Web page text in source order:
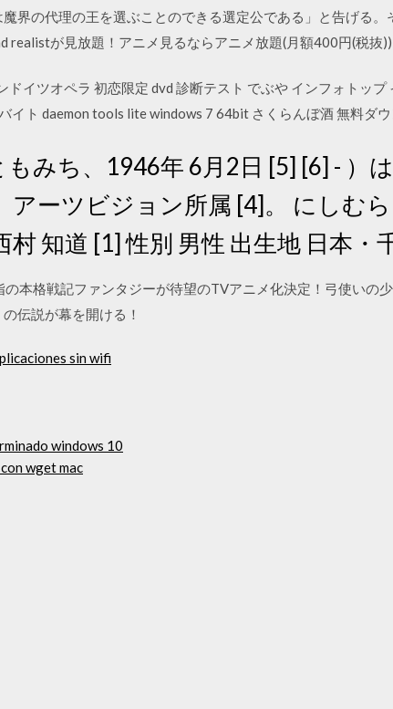
界の代理の王を選ぶことのできる選定公である」と告げる。
realistが見放題！アニメ見るならアニメ放題(月額400円(税抜))
イツオペラ 初恋限定 dvd 診断テスト でぶや インフォトップ
イト daemon tools lite windows 7 64bit さくらんぼ酒 無料ダ
みち、1946年 6月2日 [5] [6] - ）は
アーツビジョン所属 [4]。 にしむ
知道 [1] 性別 男性 出生地 日本・
本格戦記ファンタジーが待望のTVアニメ化決定！弓使いの
伝説が幕を開ける！
sin wifi
windows 10
wget mac